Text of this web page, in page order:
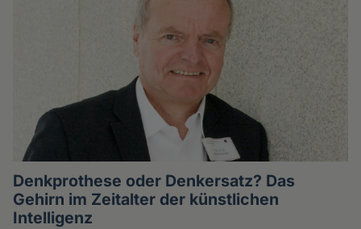
Denkprothese oder Denkersatz? Das
Gehirn im Zeitalter der künstlichen
Intelligenz